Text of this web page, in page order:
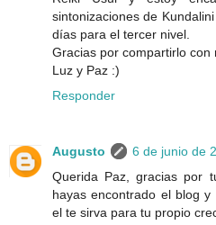
sintonizaciones de
días para el tercer nivel.
Gracias por compartirlo con
Luz y Paz :)
Responder
Augusto
6 de junio de
Querida Paz, gracias por
hayas encontrado el blog
el te sirva para tu propio